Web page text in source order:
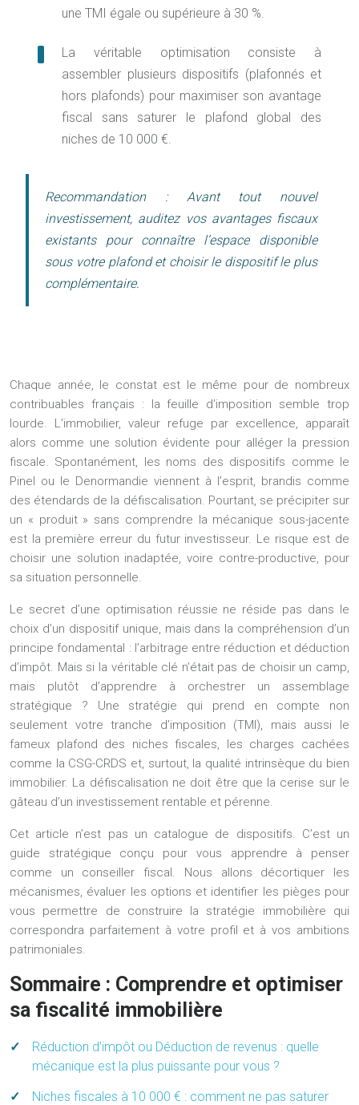
une TMI égale ou supérieure à 30 %.
La véritable optimisation consiste à
assembler plusieurs dispositifs (plafonnés et
hors plafonds) pour maximiser son avantage
fiscal sans saturer le plafond global des
niches de 10 000 €.
Recommandation :Avant tout nouvel
investissement, auditez vos avantages fiscaux
existants pour connaître l’espace disponible
sous votre plafond et choisir le dispositif le plus
complémentaire.
Chaque année, le constat est le même pour de nombreux
contribuables français : la feuille d’imposition semble trop
lourde. L’immobilier, valeur refuge par excellence, apparaît
alors comme une solution évidente pour alléger la pression
fiscale. Spontanément, les noms des dispositifs comme le
Pinel ou le Denormandie viennent à l’esprit, brandis comme
des étendards de la défiscalisation. Pourtant, se précipiter sur
un « produit » sans comprendre la mécanique sous-jacente
est la première erreur du futur investisseur. Le risque est de
choisir une solution inadaptée, voire contre-productive, pour
sa situation personnelle.
Le secret d’une optimisation réussie ne réside pas dans le
choix d’un dispositif unique, mais dans la compréhension d’un
principe fondamental : l’arbitrage entre réduction et déduction
d’impôt. Mais si la véritable clé n’était pas de choisir un camp,
mais plutôt d’apprendre à orchestrer un assemblage
stratégique ? Une stratégie qui prend en compte non
seulement votre tranche d’imposition (TMI), mais aussi le
fameux plafond des niches fiscales, les charges cachées
comme la CSG-CRDS et, surtout, la qualité intrinsèque du bien
immobilier. La défiscalisation ne doit être que la cerise sur le
gâteau d’un investissement rentable et pérenne.
Cet article n’est pas un catalogue de dispositifs. C’est un
guide stratégique conçu pour vous apprendre à penser
comme un conseiller fiscal. Nous allons décortiquer les
mécanismes, évaluer les options et identifier les pièges pour
vous permettre de construire la stratégie immobilière qui
correspondra parfaitement à votre profil et à vos ambitions
patrimoniales.
Sommaire : Comprendre et optimiser
sa fiscalité immobilière
Réduction d’impôt ou Déduction de revenus : quelle
mécanique est la plus puissante pour vous ?
Niches fiscales à 10 000 € : comment ne pas saturer